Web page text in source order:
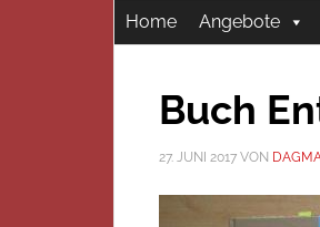
Home Angebote
Buch
27. JUNI 2017 VON